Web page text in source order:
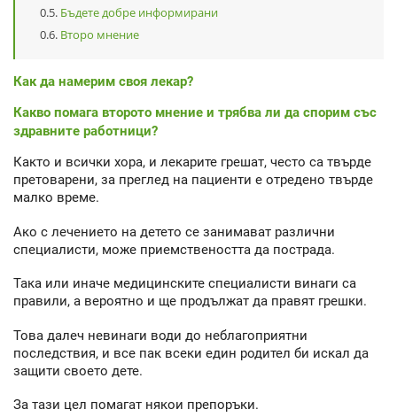
Бъдете добре информирани
Второ мнение
Как да намерим своя лекар?
Какво помага второто мнение и трябва ли да спорим със
здравните работници?
Както и всички хора, и лекарите грешат, често са твърде
претоварени, за преглед на пациенти е отредено твърде
малко време.
Ако с лечението на детето се занимават различни
специалисти, може приемствеността да пострада.
Така или иначе медицинските специалисти винаги са
правили, а вероятно и ще продължат да правят грешки.
Това далеч невинаги води до неблагоприятни
последствия, и все пак всеки един родител би искал да
защити своето дете.
За тази цел помагат някои препоръки.